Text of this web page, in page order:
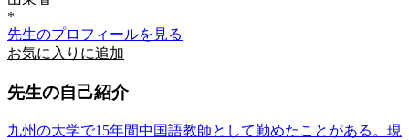
*
先生のプロフィールを見る
お気に入りに追加
先生の自己紹介
九州の大学で15年間中国語教師として勤めたことがある。現